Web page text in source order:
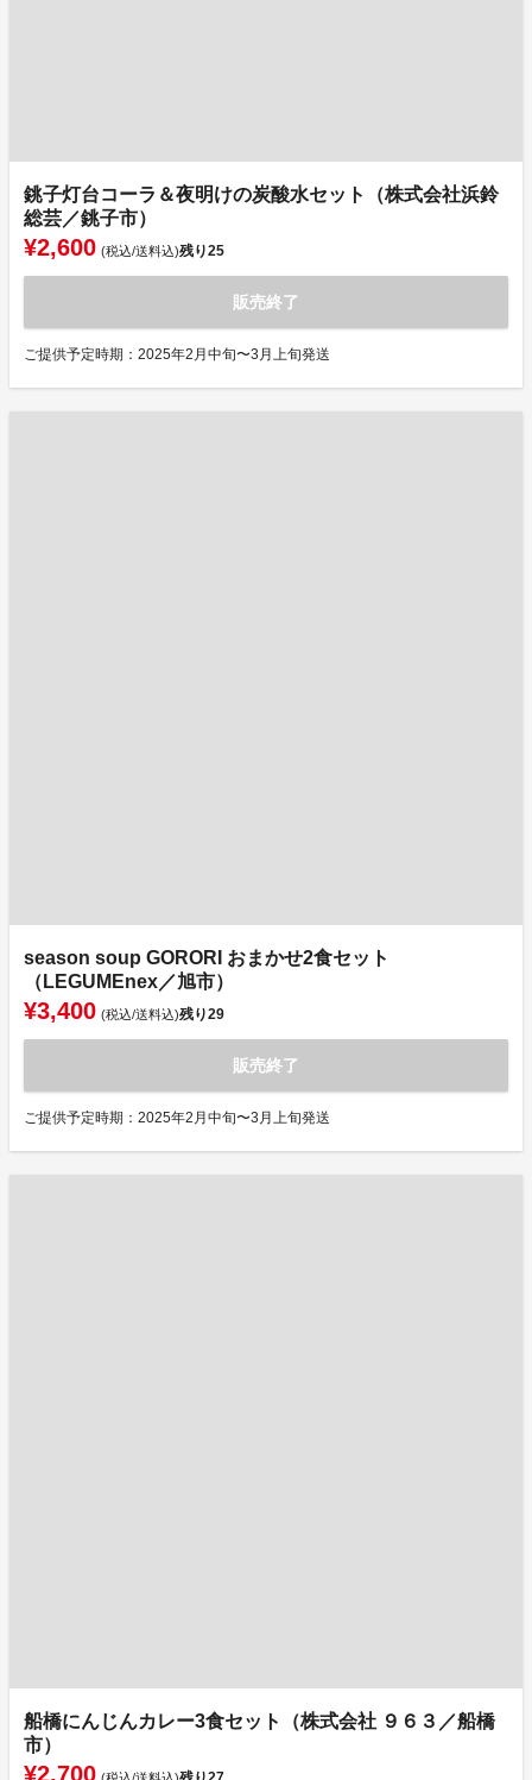
銚子灯台コーラ＆夜明けの炭酸水セット（株式会社浜鈴
総芸／銚子市）
¥2,600 (税込/送料込)残り25
販売終了
ご提供予定時期：2025年2月中旬〜3月上旬発送
season soup GORORI おまかせ2食セット
（LEGUMEnex／旭市）
¥3,400 (税込/送料込)残り29
販売終了
ご提供予定時期：2025年2月中旬〜3月上旬発送
船橋にんじんカレー3食セット（株式会社 ９６３／船橋
市）
¥2,700